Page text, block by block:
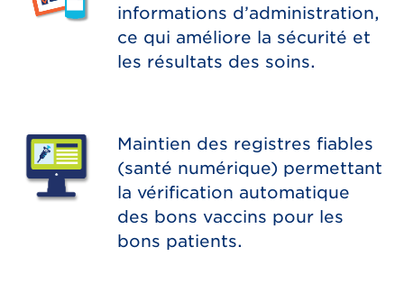
informations d’administration,
ce qui améliore la sécurité et
les résultats des soins.
Maintien des registres fiables
(santé numérique) permettant
la vérification automatique
des bons vaccins pour les
bons patients.